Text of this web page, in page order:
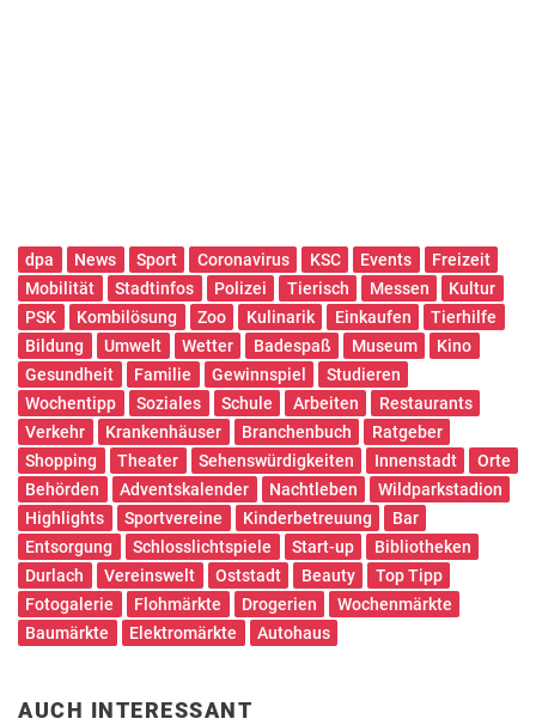
dpa News Sport Coronavirus KSC Events
Freizeit
Mobilität
Stadtinfos Polizei Tierisch Messen
Kultur
PSK
Kombilösung Zoo Kulinarik Einkaufen
Tierhilfe
Bildung
Umwelt Wetter Badespaß Museum
Kino
Gesundheit
Familie Gewinnspiel
Studieren
Wochentipp
Soziales Schule Arbeiten
Restaurants
Verkehr
Krankenhäuser Branchenbuch
Ratgeber
Shopping
Theater Sehenswürdigkeiten Innenstadt
Orte
Behörden
Adventskalender Nachtleben
Wildparkstadion
Highlights
Sportvereine Kinderbetreuung
Bar
Entsorgung
Schlosslichtspiele Start-up
Bibliotheken
Durlach
Vereinswelt Oststadt Beauty
Top Tipp
Fotogalerie
Flohmärkte Drogerien
Wochenmärkte
Baumärkte
Elektromärkte Autohaus
AUCH INTERESSANT